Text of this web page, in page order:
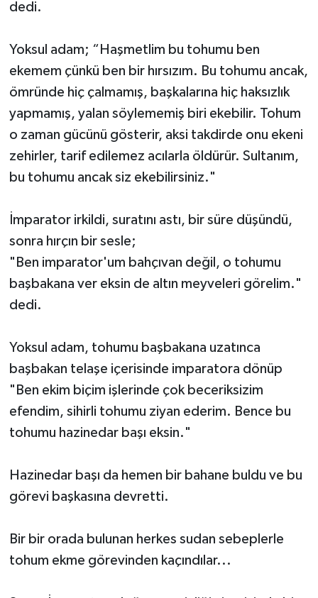
dedi.
Yoksul adam; “Haşmetlim bu tohumu ben
ekemem çünkü ben bir hırsızım. Bu tohumu ancak,
ömründe hiç çalmamış, başkalarına hiç haksızlık
yapmamış, yalan söylememiş biri ekebilir. Tohum
o zaman gücünü gösterir, aksi takdirde onu ekeni
zehirler, tarif edilemez acılarla öldürür. Sultanım,
bu tohumu ancak siz ekebilirsiniz."
İmparator irkildi, suratını astı, bir süre düşündü,
sonra hırçın bir sesle;
"Ben imparator'um bahçıvan değil, o tohumu
başbakana ver eksin de altın meyveleri görelim."
dedi.
Yoksul adam, tohumu başbakana uzatınca
başbakan telaşe içerisinde imparatora dönüp
"Ben ekim biçim işlerinde çok beceriksizim
efendim, sihirli tohumu ziyan ederim. Bence bu
tohumu hazinedar başı eksin."
Hazinedar başı da hemen bir bahane buldu ve bu
görevi başkasına devretti.
Bir bir orada bulunan herkes sudan sebeplerle
tohum ekme görevinden kaçındılar...